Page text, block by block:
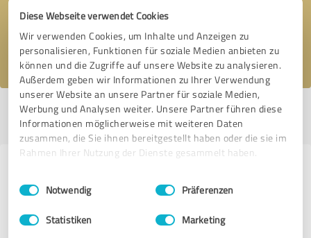
Diese Webseite verwendet Cookies
Wir verwenden Cookies, um Inhalte und Anzeigen zu
personalisieren, Funktionen für soziale Medien anbieten zu
können und die Zugriffe auf unsere Website zu analysieren.
Außerdem geben wir Informationen zu Ihrer Verwendung
unserer Website an unsere Partner für soziale Medien,
Werbung und Analysen weiter. Unsere Partner führen diese
Informationen möglicherweise mit weiteren Daten
zusammen, die Sie ihnen bereitgestellt haben oder die sie im
Rahmen Ihrer Nutzung der Dienste gesammelt haben.
Impressum Datenschutzbestimmungen
Einwilligungsauswahl
Notwendig Präferenzen
Statistiken Marketing
Nachricht senden
Ich stimme denDatenschutzbestimmungenzu.
Profil aktiv seit 14.11.2018 |Letzte Aktualisierung: 03.02.2025|Profil
melden
Anbietern aus dem Bereich
Onlineshops